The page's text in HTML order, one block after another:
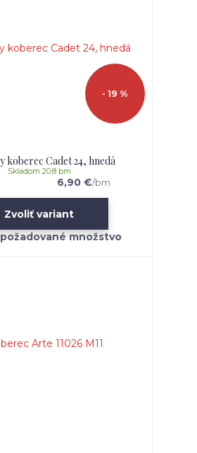
- 19 %
koberec Cadet 24, hnedá
6,90 €/bm
Skladom 20.8 bm
Zvoliť variant